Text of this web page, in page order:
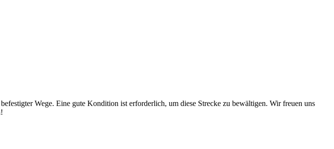
Wege. Eine gute Kondition ist erforderlich, um diese Strecke zu bewältigen. Wir freuen uns